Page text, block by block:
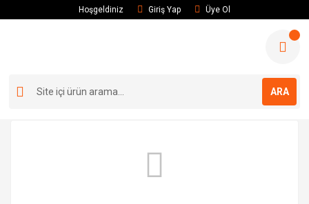
Hoşgeldiniz Giriş Yap Üye Ol
ARA